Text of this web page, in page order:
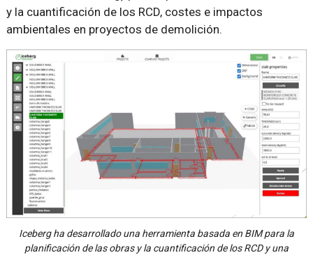
y la cuantificación de los RCD, costes e impactos
ambientales en proyectos de demolición.
Iceberg ha desarrollado una herramienta basada en BIM para la
planificación de las obras y la cuantificación de los RCD y una